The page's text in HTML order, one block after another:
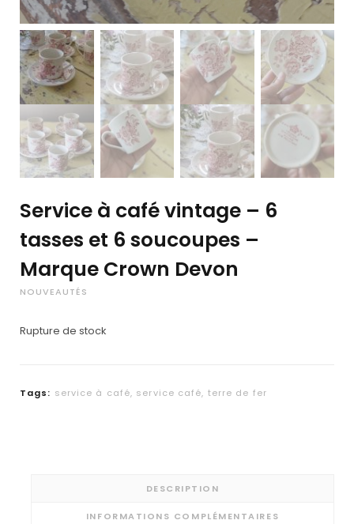
Service à café vintage – 6
tasses et 6 soucoupes –
Marque Crown Devon
NOUVEAUTÉS
Rupture de stock
Tags: service à café, service café, terre de fer
DESCRIPTION
INFORMATIONS COMPLÉMENTAIRES